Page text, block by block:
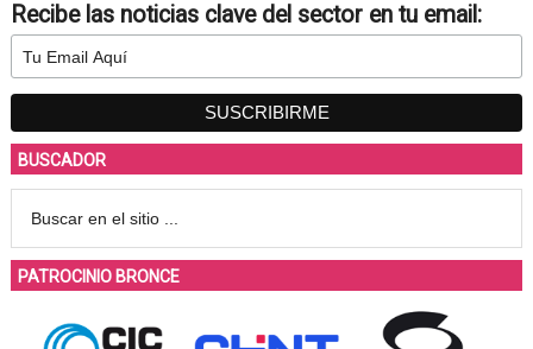
Recibe las noticias clave del sector en tu email:
BUSCADOR
PATROCINIO BRONCE